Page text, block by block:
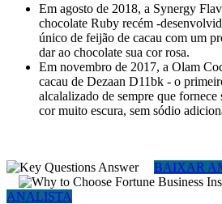
Em agosto de 2018, a Synergy
chocolate Ruby recém -
único de feijão de cacau com um
dar ao chocolate sua cor rosa.
Em novembro de 2017, a Olam
cacau de Dezaan D11bk - o
alcalalizado de sempre que fornece
cor muito escura, sem sódio
BAIXAR
ANALISTA